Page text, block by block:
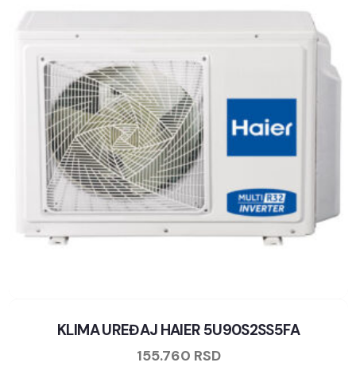
KLIMA UREĐAJ HAIER 5U90S2SS5FA
155.760 RSD